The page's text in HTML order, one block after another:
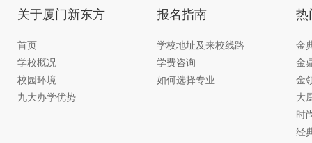
关于厦门新东方
首页
学校概况
校园环境
九大办学优势
报名指南
学校地址及来校线路
学费咨询
如何选择专业
热
金
金
金
大
时
经